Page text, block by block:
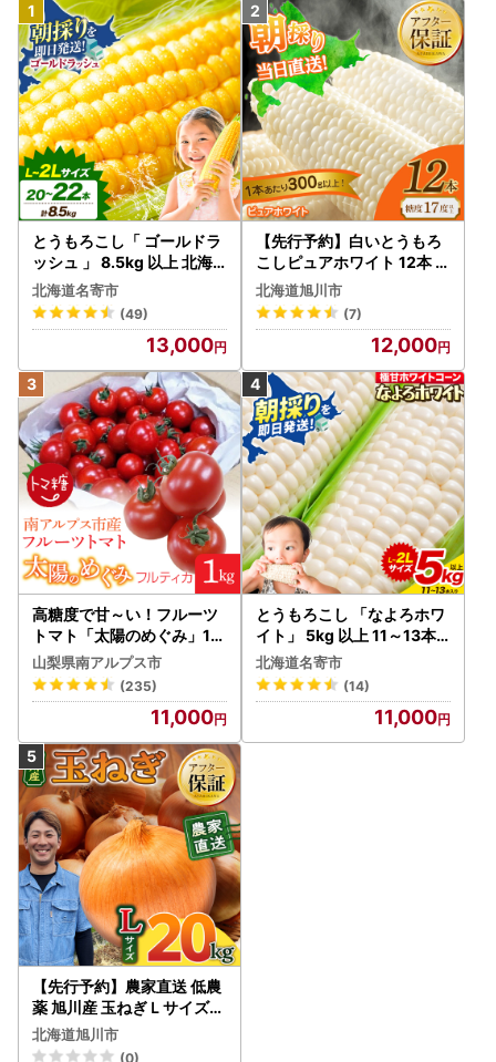
とうもろこし「 ゴールドラ
ッシュ 」 8.5kg 以上 北海
道 名寄 スイートコーン
北海道名寄市
(49)
13,000
【先行予約】白いとうもろ
こしピュアホワイト 12本 3.
6kg（2026年8月下旬から
発送開始） とうもろこし
北海道旭川市
(7)
12,000
高糖度で甘～い！フルーツ
トマト「太陽のめぐみ」1k
g ALPBI001 | 高糖度 おす
すめ 産地直送 新鮮 フレッ
シュ 高栄養素 南アルプス市
山梨県南アルプス市
(235)
11,000
とうもろこし 「なよろホワ
イト」 5kg 以上 11～13本
名寄 とうもろこし
北海道名寄市
(14)
11,000
【先行予約】農家直送 低農
薬 旭川産 玉ねぎＬサイズ2
0kg(2026年9月発送開始
予定)_ | 玉ねぎ 05935
北海道旭川市
(0)